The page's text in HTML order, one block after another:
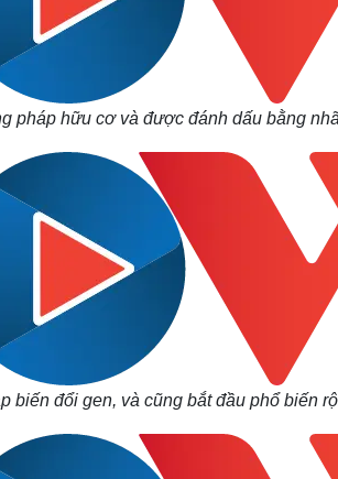
pháp hữu cơ và được đánh dấu bằng
biến đổi gen, và cũng bắt đầu phổ biến